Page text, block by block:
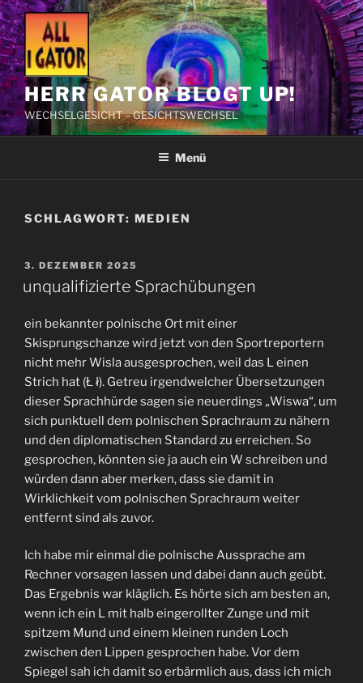
Zum
Inhalt
springen
HERR GATOR BLOGT UP!
WECHSELGESICHT – GESICHTSWECHSEL
Menü
SCHLAGWORT: MEDIEN
VERÖFFENTLICHT
3. DEZEMBER 2025
unqualifizierte Sprachübungen
ein bekannter polnische Ort mit einer
Skisprungschanze wird jetzt von den Sportreportern
nicht mehr Wisla ausgesprochen, weil das L einen
Strich hat (Ł ł). Getreu irgendwelcher Übersetzungen
dieser Sprachhürde sagen sie neuerdings „Wiswa“, um
sich punktuell dem polnischen Sprachraum zu nähern
und den diplomatischen Standard zu erreichen. So
gesprochen, könnten sie ja auch ein W schreiben und
würden dann aber merken, dass sie damit in
Wirklichkeit vom polnischen Sprachraum weiter
entfernt sind als zuvor.
Ich habe mir einmal die polnische Aussprache am
Rechner vorsagen lassen und dabei dann auch geübt.
Das Ergebnis war kläglich. Es hörte sich am besten an,
wenn ich ein L mit halb eingerollter Zunge und mit
spitzem Mund und einem kleinen runden Loch
zwischen den Lippen gesprochen habe. Vor dem
Spiegel sah ich damit so erbärmlich aus, dass ich mich